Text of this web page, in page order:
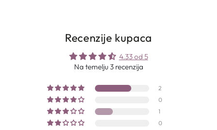
Recenzije kupaca
4.33 od 5
Na temelju 3 recenzija
2
0
1
0